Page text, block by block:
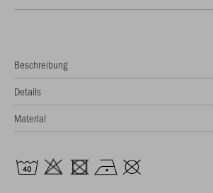
Beschreibung
Details
Material